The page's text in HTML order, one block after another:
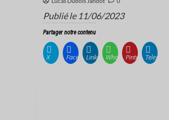
Publié le 11/06/2023
Partager notre contenu
X FacebookLinkedInWhatsAppPinterestTelegram